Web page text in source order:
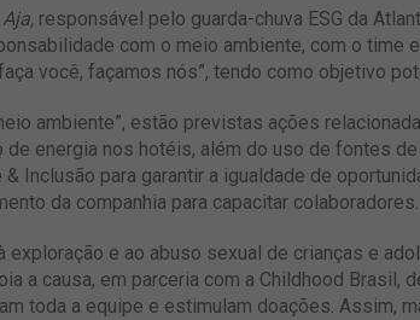
Aja, responsável pelo guarda-chuva ESG da
com o meio ambiente, com o time
você, façamos nós”, tendo como objetivo
ambiente”, estão previstas ações
de energia nos hotéis, além do uso de fontes
& Inclusão para garantir a igualdade de
da companhia para capacitar colaboradores.
exploração e ao abuso sexual de crianças e
a causa, em parceria com a Childhood
toda a equipe e estimulam doações. Assim,